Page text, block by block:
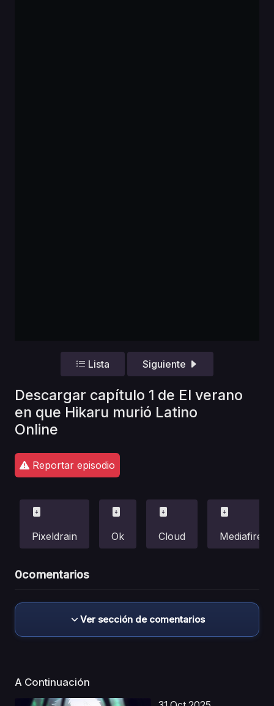
Lista Siguiente
Descargar capítulo 1 de El verano
en que Hikaru murió Latino
Online
Reportar episodio
Pixeldrain Ok Cloud Mediafire
0comentarios
Ver sección de comentarios
A Continuación